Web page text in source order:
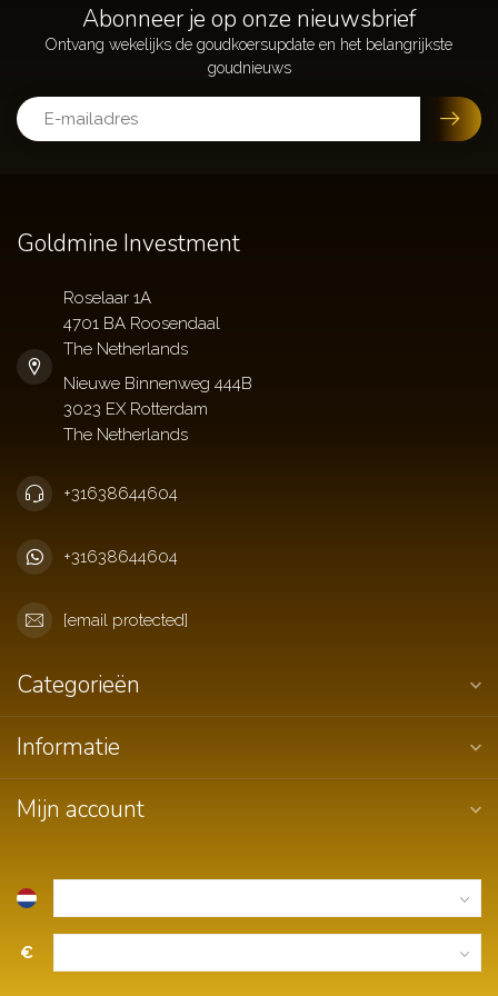
Abonneer je op onze nieuwsbrief
Goldmine Investment
Roselaar 1A
4701 BA Roosendaal
The Netherlands
+31638644604
+31638644604
[email protected]
Categorieën
Informatie
Mijn account
€